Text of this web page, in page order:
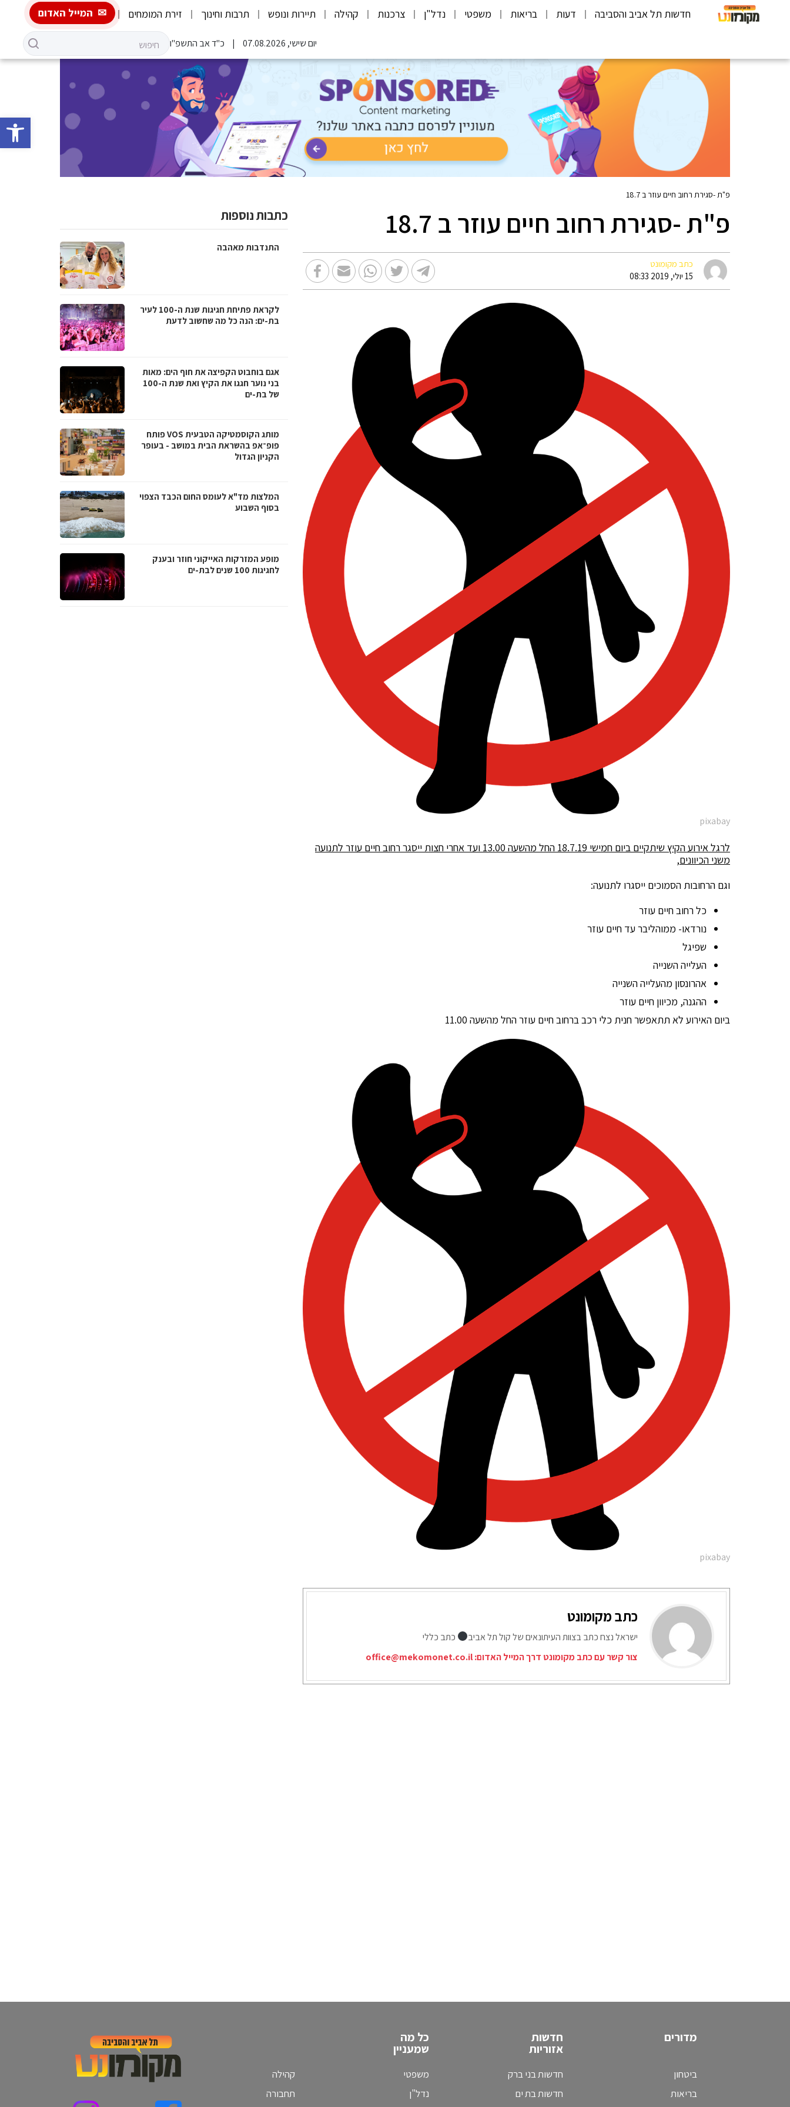
פתח
חדשות תל אביב והסביבה דעות בריאות משפטי נדל"ן צרכנות קהילה תיירות ונופש תרבות וחינוך זירת המומחים המייל האדום
יום שישי, 07.08.2026 כ"ד אב התשפ"ו
פ"ת -סגירת רחוב חיים עוזר ב 18.7
פ"ת -סגירת רחוב חיים עוזר ב 18.7
כתב מקומונט
15 יולי, 2019 08:33
pixabay
לרגל אירוע הקיץ שיתקיים
ביום חמישי 18.7.19 החל מהשעה 13.00 ועד אחרי חצות ייסגר רחוב חיים עוזר לתנועה
משני הכיוונים,
וגם הרחובות הסמוכים ייסגרו לתנועה:
כל רחוב חיים עוזר
נורדאו- ממוהליבר עד חיים עוזר
שפיגל
העלייה השנייה
אהרונסון מהעלייה השנייה
ההגנה, מכיוון חיים עוזר
ביום האירוע לא תתאפשר חנית כלי רכב ברחוב חיים עוזר החל מהשעה 11.00
pixabay
כתב מקומונט
ישראל נצח כתב בצוות העיתונאים של קול תל אביב
כתב כללי
צור קשר עם כתב מקומונט דרך המייל האדום:office@mekomonet.co.il
כתבות נוספות
התנדבות מאהבה
לקראת פתיחת חגיגות שנת ה-100 לעיר
בת-ים: הנה כל מה שחשוב לדעת
אגם בוחבוט הקפיצה את חוף הים: מאות
בני נוער חגגו את הקיץ ואת שנת ה-100
של בת-ים
מותג הקוסמטיקה הטבעית VOS פותח
פופ־אפ בהשראת הבית במושב - בעופר
הקניון הגדול
המלצות מד"א לעומס החום הכבד הצפוי
בסוף השבוע
מופע המזרקות האייקוני חוזר ובענק
לחגיגות 100 שנים לבת-ים
מדורים
ביטחון
בריאות
חדשות
אזוריות
חדשות בני ברק
חדשות בת ים
כל מה
שמעניין
משפטי
נדל"ן
קהילה
תחבורה